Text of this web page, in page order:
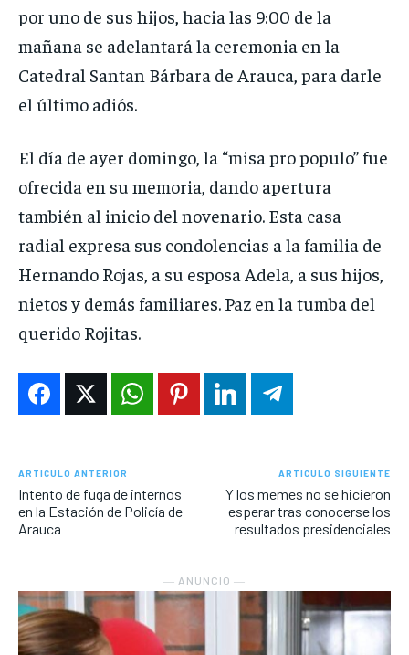
por uno de sus hijos, hacia las 9:00 de la
mañana se adelantará la ceremonia en la
Catedral Santan Bárbara de Arauca, para darle
el último adiós.
El día de ayer domingo, la “misa pro populo” fue
ofrecida en su memoria, dando apertura
también al inicio del novenario. Esta casa
radial expresa sus condolencias a la familia de
Hernando Rojas, a su esposa Adela, a sus hijos,
nietos y demás familiares. Paz en la tumba del
querido Rojitas.
ARTÍCULO ANTERIOR
Intento de fuga de internos
en la Estación de Policía de
Arauca
ARTÍCULO SIGUIENTE
Y los memes no se hicieron
esperar tras conocerse los
resultados presidenciales
― ANUNCIO ―